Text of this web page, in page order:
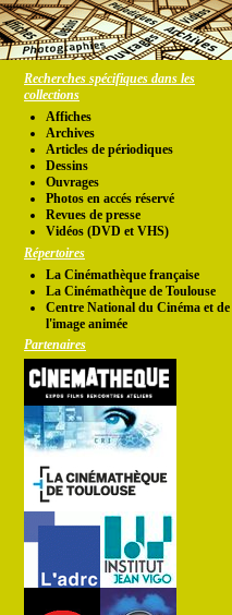
Recherches spécifiques dans les
collections
Affiches
Archives
Articles de périodiques
Dessins
Ouvrages
Photos en accés réservé
Revues de presse
Vidéos (DVD et VHS)
Répertoires
La Cinémathèque française
La Cinémathèque de Toulouse
Centre National du Cinéma et de
l'image animée
Partenaires